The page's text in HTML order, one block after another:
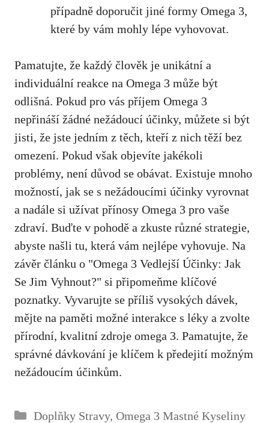
případně‍ doporučit ‍jiné formy Omega​ 3,
které by‍ vám mohly lépe vyhovovat.
Pamatujte, že každý člověk je unikátní ‌a
individuální reakce na Omega ⁢3 může být
odlišná. Pokud‍ pro vás příjem Omega‍ 3
nepřináší žádné nežádoucí účinky, ⁤můžete si být
jisti,⁢ že jste ⁢jedním z těch,⁢ kteří z nich těží⁤ bez
omezení. Pokud ​však objevíte jakékoli
problémy, není důvod se ‌obávat. Existuje mnoho
možností, jak se s nežádoucími účinky vyrovnat
a⁤ nadále si užívat přínosy Omega‍ 3⁣ pro vaše
zdraví. Buďte v pohodě⁣ a zkuste ​různé strategie, ​
abyste našli tu, která vám ‍nejlépe‌ vyhovuje. Na
závěr článku ‍o "Omega ⁣3 Vedlejší⁢ Účinky: Jak
Se Jim Vyhnout?" si​ připomeňme klíčové
poznatky. Vyvarujte ‍se příliš vysokých dávek,
mějte na ‌paměti možné interakce s ⁣léky a zvolte
přírodní, kvalitní zdroje omega 3. Pamatujte, že
správné dávkování je klíčem⁢ k předejití ⁣možným
⁤nežádoucím účinkům.
Rubriky
Doplňky Stravy, Omega 3 Mastné Kyseliny